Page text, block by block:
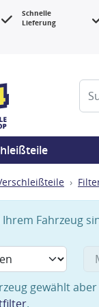
Schnelle
Lieferung
Ihrem Fahrzeug
gewählt
.